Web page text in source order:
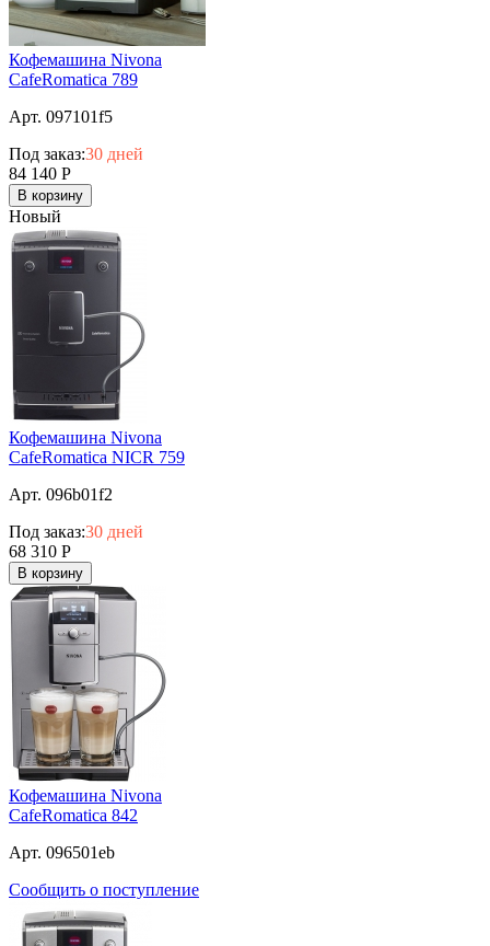
Кофемашина Nivona
CafeRomatica 789
Арт. 097101f5
Под заказ:30 дней
84 140 Р
В корзину
Новый
Кофемашина Nivona
CafeRomatica NICR 759
Арт. 096b01f2
Под заказ:30 дней
68 310 Р
В корзину
Кофемашина Nivona
CafeRomatica 842
Арт. 096501eb
Сообщить о поступление